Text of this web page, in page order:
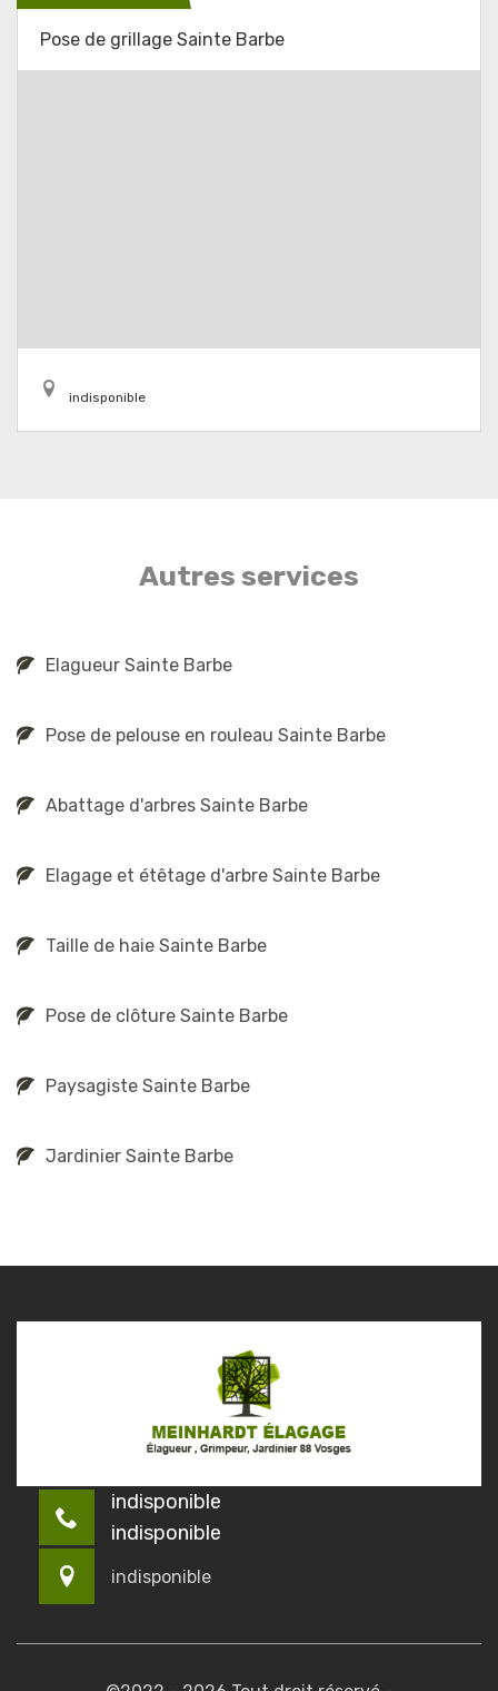
Pose de grillage Sainte Barbe
indisponible
Autres services
Elagueur Sainte Barbe
Pose de pelouse en rouleau Sainte Barbe
Abattage d'arbres Sainte Barbe
Elagage et étêtage d'arbre Sainte Barbe
Taille de haie Sainte Barbe
Pose de clôture Sainte Barbe
Paysagiste Sainte Barbe
Jardinier Sainte Barbe
indisponible
indisponible
indisponible